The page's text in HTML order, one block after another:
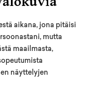
aikana, jona pitäisi
mutta
maailmasta,
näyttelyjen